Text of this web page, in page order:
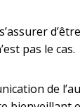
pas le cas.
de